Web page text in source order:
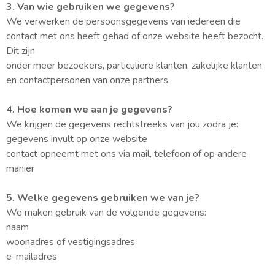
3. Van wie gebruiken we gegevens?
We verwerken de persoonsgegevens van iedereen die
contact met ons heeft gehad of onze website heeft bezocht.
Dit zijn
onder meer bezoekers, particuliere klanten, zakelijke klanten
en contactpersonen van onze partners.
4. Hoe komen we aan je gegevens?
We krijgen de gegevens rechtstreeks van jou zodra je:
gegevens invult op onze website
contact opneemt met ons via mail, telefoon of op andere
manier
5. Welke gegevens gebruiken we van je?
We maken gebruik van de volgende gegevens:
naam
woonadres of vestigingsadres
e-mailadres